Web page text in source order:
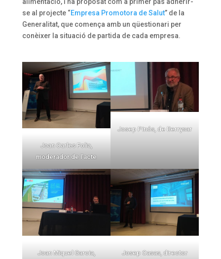
se al projecte “Empresa Promotora de Salut” de la
Generalitat, que comença amb un qüestionari per
conèixer la situació de partida de cada empresa.
Joan Carles Folia,
moderador de l’acte
Josep Pinós, de Berrysar
Joan Miquel Garcia,
Josep Casas, director